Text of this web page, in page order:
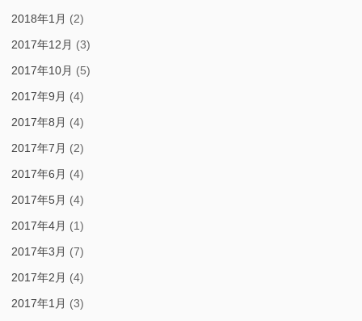
2018年1月 (2)
2017年12月 (3)
2017年10月 (5)
2017年9月 (4)
2017年8月 (4)
2017年7月 (2)
2017年6月 (4)
2017年5月 (4)
2017年4月 (1)
2017年3月 (7)
2017年2月 (4)
2017年1月 (3)